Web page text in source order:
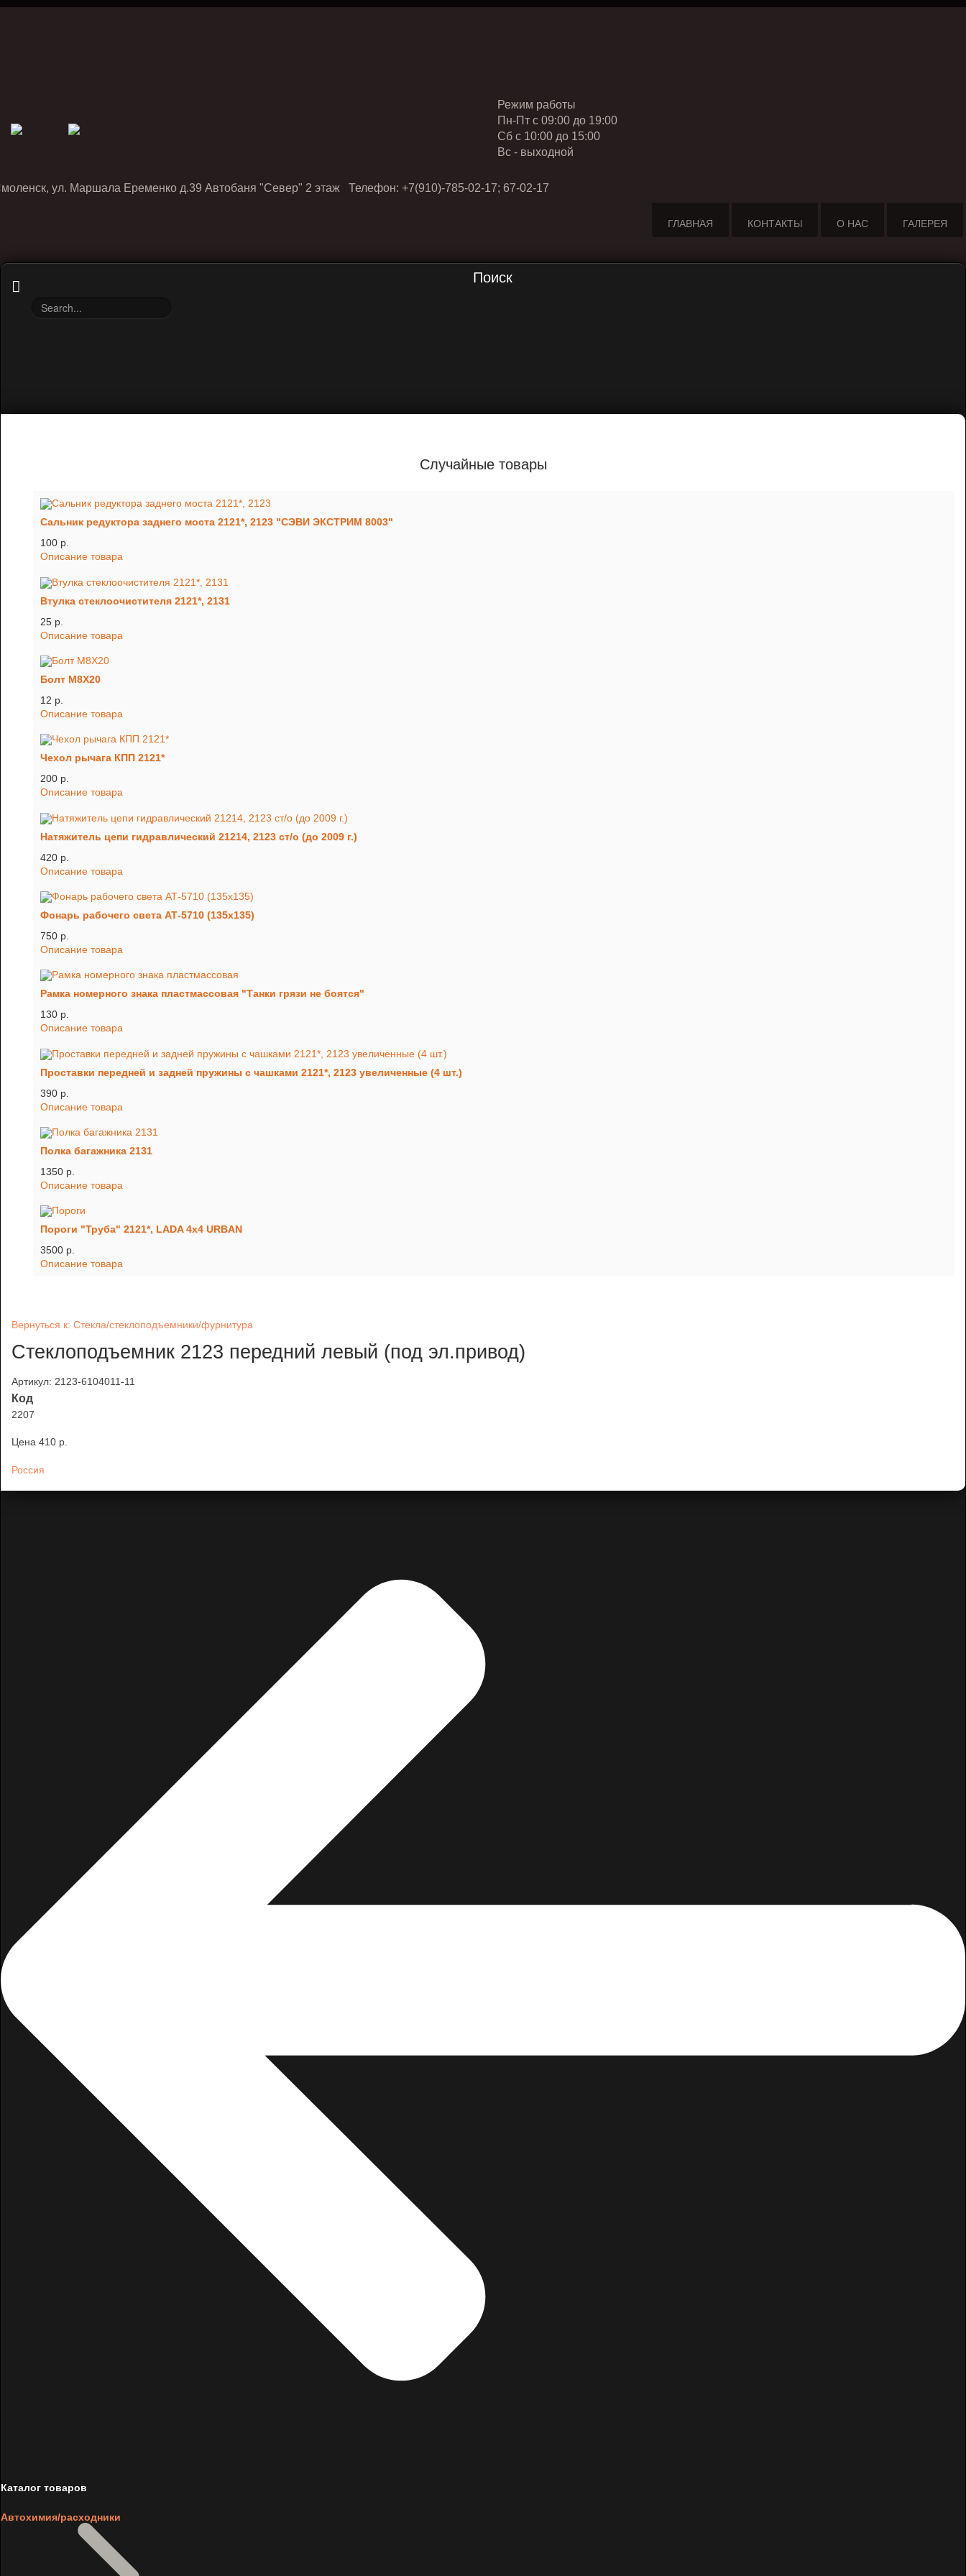
Режим работы
Пн-Пт с 09:00 до 19:00
Cб с 10:00 до 15:00
Вс - выходной
ул. Маршала Еременко д.39 Автобаня "Север" 2 этаж Телефон: +7(910)-785-02-17; 67-02-17
ГЛАВНАЯ КОНТАКТЫ О НАС ГАЛЕРЕЯ
Поиск
Случайные товары
Сальник редуктора заднего моста 2121*, 2123 "СЭВИ ЭКСТРИМ 8003"
100 p.
Описание товара
Втулка стеклоочистителя 2121*, 2131
25 p.
Описание товара
Болт М8Х20
12 p.
Описание товара
Чехол рычага КПП 2121*
200 p.
Описание товара
Натяжитель цепи гидравлический 21214, 2123 ст/о (до 2009 г.)
420 p.
Описание товара
Фонарь рабочего света АТ-5710 (135х135)
750 p.
Описание товара
Рамка номерного знака пластмассовая "Танки грязи не боятся"
130 p.
Описание товара
Проставки передней и задней пружины с чашками 2121*, 2123 увеличенные (4 шт.)
390 p.
Описание товара
Полка багажника 2131
1350 p.
Описание товара
Пороги "Труба" 2121*, LADA 4x4 URBAN
3500 p.
Описание товара
Вернуться к: Стекла/стеклоподъемники/фурнитура
Стеклоподъемник 2123 передний левый (под эл.привод)
Артикул: 2123-6104011-11
Код
2207
Цена 410 p.
Россия
Каталог товаров
Автохимия/расходники